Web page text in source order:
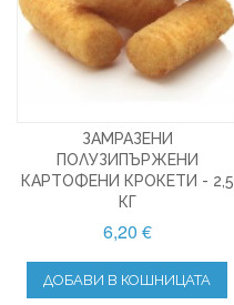
ЗАМРАЗЕНИ
ПОЛУЗИПЪРЖЕНИ
КАРТОФЕНИ КРОКЕТИ - 2,5
КГ
6,20 €
ДОБАВИ В КОШНИЦАТА